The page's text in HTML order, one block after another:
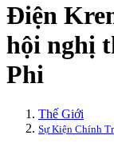
Điện
hội nghị
Phi
Thế Giới
Sự Kiện Chính